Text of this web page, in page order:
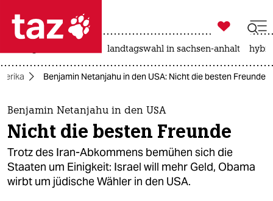
 taz zahl ich
taz zahl ich
themen
politik
öko
gesellschaft

taz zahl ich
landtagswahl in sachsen-anhalt
Benjamin Netanjahu in den USA: Nicht die besten Freunde
Benjamin Netanjahu in den USA
Nicht die besten Freunde
Trotz des Iran-Abkommens bemühen sich die
Staaten um Einigkeit: Israel will mehr Geld, Obama
wirbt um jüdische Wähler in den USA.